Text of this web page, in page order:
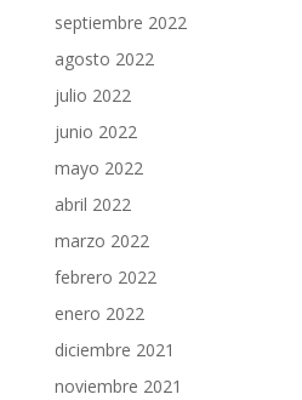
septiembre 2022
agosto 2022
julio 2022
junio 2022
mayo 2022
abril 2022
marzo 2022
febrero 2022
enero 2022
diciembre 2021
noviembre 2021